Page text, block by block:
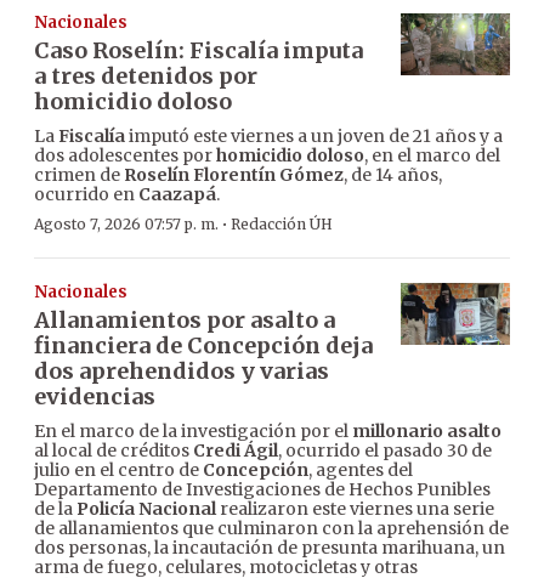
Nacionales
Caso Roselín: Fiscalía imputa
a tres detenidos por
homicidio doloso
LaFiscalíaimputó este viernes a un joven de 21 años y a
dos adolescentes porhomicidio doloso, en el marco del
crimen de Roselín Florentín Gómez, de 14 años,
ocurrido en Caazapá.
Agosto 7, 2026 07:57 p. m. · Redacción ÚH
Nacionales
Allanamientos por asalto a
financiera de Concepción deja
dos aprehendidos y varias
evidencias
En el marco de la investigación por el millonario asalto
al local de créditos Credi Ágil, ocurrido el pasado 30 de
julio en el centro de Concepción, agentes del
Departamento de Investigaciones de Hechos Punibles
de la Policía Nacionalrealizaron este viernes una serie
de allanamientos que culminaron con la aprehensión de
dos personas, la incautación de presunta marihuana, un
arma de fuego, celulares, motocicletas y otras